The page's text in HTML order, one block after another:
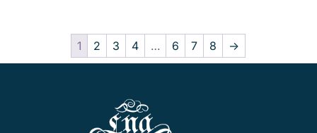
à
25,00 €
1 2 3 4 … 6 7 8 →